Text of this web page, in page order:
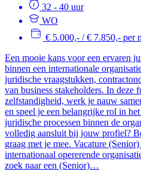
32 - 40 uur
WO
€ 5.000,- / € 7.850,- per
Een mooie kans voor een ervaren
binnen een internationale
juridische vraagstukken,
van business stakeholders. In deze
zelfstandigheid, werk je nauw
en speel je een belangrijke rol in
juridische processen binnen de
volledig aansluit bij jouw profiel?
graag met je mee. Vacature
internationaal opererende
zoek naar een (Senior)…